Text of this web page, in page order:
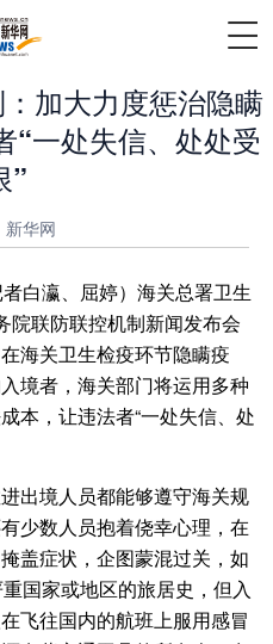
加大力度惩治隐瞒
“一处失信、处处受
”
新华网
瀛、屈婷）海关总署卫生
院联防联控机制新闻发布会
海关卫生检疫环节隐瞒疫
境者，海关部门将运用多种
本，让违法者“一处失信、处
境人员都能够遵守海关规
少数人员抱着侥幸心理，在
盖症状，企图蒙混过关，如
国家或地区的旅居史，但入
飞往国内的航班上服用感冒